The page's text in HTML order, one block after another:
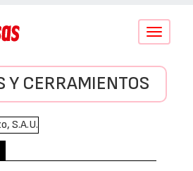
Conmutar
Y CERRAMIENTOS